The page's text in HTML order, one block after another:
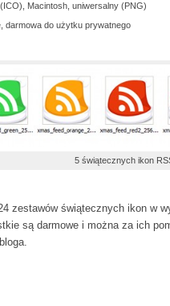
Macintosh, uniwersalny (PNG)
darmowa do użytku prywatnego
5 świątecznych ikon
zestawów świątecznych ikon w
są darmowe i można za ich